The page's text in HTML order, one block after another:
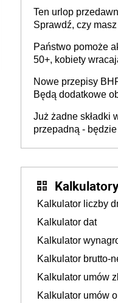
pracodawców
Ten urlop
Sprawdź, czy
Państwo pomoże
50+, kobiety
osoby
na rzecz
Nowe przepisy
Będą dodatkowe
Już żadne składki
przepadną -
Kalkulatory
Kalkulator liczby
Kalkulator dat
Kalkulator
Kalkulator brutto-
Kalkulator umów
Kalkulator umów o